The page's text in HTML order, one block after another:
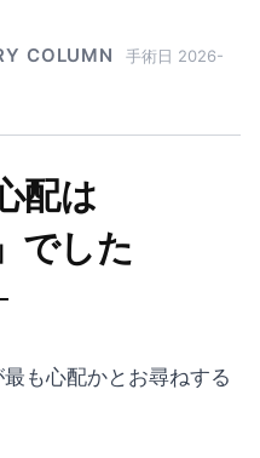
COLUMN
手術日 2026-
配は
でした
も心配かとお尋ねする